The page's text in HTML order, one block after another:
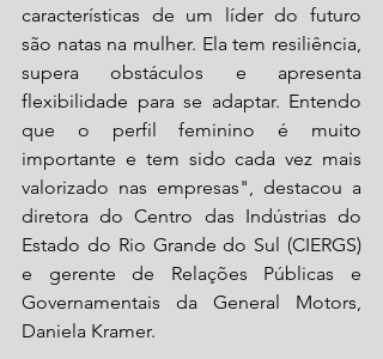
características de um líder do futuro
são natas na mulher. Ela tem resiliência,
supera obstáculos e apresenta
flexibilidade para se adaptar. Entendo
que o perfil feminino é muito
importante e tem sido cada vez mais
valorizado nas empresas", destacou a
diretora do Centro das Indústrias do
Estado do Rio Grande do Sul (CIERGS)
e gerente de Relações Públicas e
Governamentais da General Motors,
Daniela Kramer.